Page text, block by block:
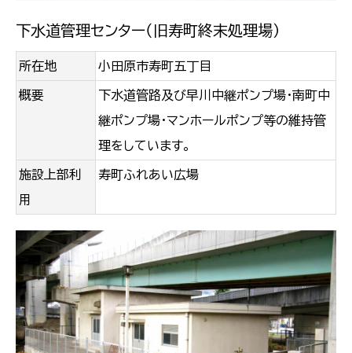
下水道管理センター（旧寿町終末処理場）
所在地 小田原市寿町五丁目
概要
下水道管路及び早川中継ポンプ場・南町中
継ポンプ場・マンホールポンプ等の維持管
理をしています。
施設上部利
用
寿町ふれあい広場